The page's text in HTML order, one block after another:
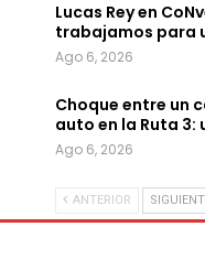
Lucas Rey en
trabajamos para
Ago 6, 2026
Choque entre un
auto en la Ruta 3:
Ago 6, 2026
ANTERIOR